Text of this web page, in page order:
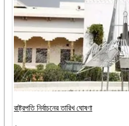
রাষ্ট্রপতি নির্বাচনের তারিখ ঘোষণা